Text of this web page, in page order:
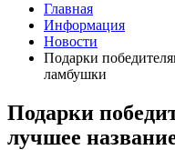
Главная
Информация
Новости
Подарки
ламбушки
Подарки
лучшее